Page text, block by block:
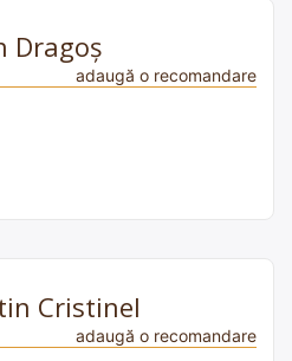
Dragoș
adaugă o recomandare
Cristinel
adaugă o recomandare